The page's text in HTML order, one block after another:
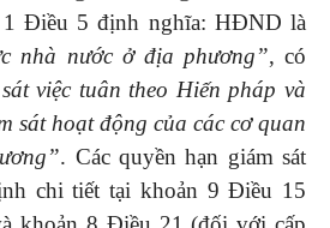
Điều 5 định nghĩa: HĐND là
nhà nước ở địa phương”, có
việc tuân theo Hiến pháp và
sát hoạt động của các cơ quan
. Các quyền hạn giám sát
chi tiết tại khoản 9 Điều 15